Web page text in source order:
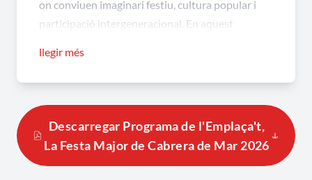
on conviuen imaginari festiu, cultura popular i
participació intergeneracional. En aquest
Mar es presenta com una peça amb identitat
pròpia que reivindica el valor de trobar-se,
Emplaça't Festa Major de Cabrera de
Mar: una dècada convertint l’espai en
llegir més
Descarregar Programa de l'Emplaça't,
La Festa Major de Cabrera de Mar 2026